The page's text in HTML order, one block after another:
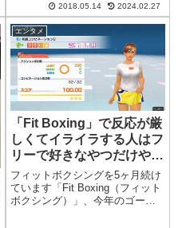
んでした。うどん＋油揚げなら
それほどおかしくないか、と思
ったんですが、いなり寿司です
からね……あまり食べたことの
ない味であること...
2018.05.14 2024.02.27
エンタメ
「Fit Boxing」で反応が厳
しくてイライラする人はフ
リーで好きなやつだけやろ
う
フィットボクシングを5ヶ月続け
ています「Fit Boxing（フィット
ボクシング）」、今年のゴール